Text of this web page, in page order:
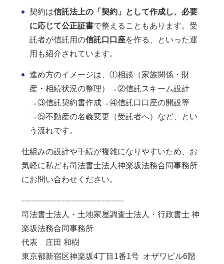
契約は信託法上の「契約」として作成し、必要
に応じて公正証書で整えることもあります。受
託者が信託用の信託口口座を作る、といった運
用も紹介されています。
進め方のイメージは、①相談（家族関係・財
産・相続状況の整理）→②信託スキーム設計
→③信託契約書作成→④信託口口座の開設等
→⑤不動産の名義変更（受託者へ）など、とい
う流れです。
仕組みの設計や手続が複雑になりやすいため、お
気軽に私ども司法書士法人神楽坂法務合同事務所
にお問い合わせください。
-----------------------------------------
司法書士法人・土地家屋調査士法人・行政書士 神
楽坂法務合同事務所
代表 庄田 和樹
東京都新宿区神楽坂4丁目1番1号 オザワビル6階